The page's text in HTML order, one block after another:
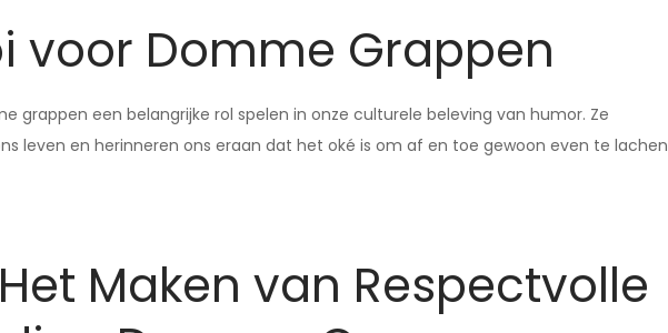
voor Domme Grappen
grappen een belangrijke rol spelen in onze culturele beleving van humor. Ze
leven en herinneren ons eraan dat het oké is om af en toe gewoon even te lachen
Maken van Respectvolle